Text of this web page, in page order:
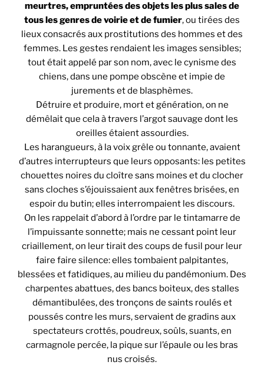
meurtres, empruntées des objets les plus sales de
tous les genres de voirie et de fumier, ou tirées des
lieux consacrés aux prostitutions des hommes et des
femmes. Les gestes rendaient les images sensibles;
tout était appelé par son nom, avec le cynisme des
chiens, dans une pompe obscène et impie de
jurements et de blasphèmes.
Détruire et produire, mort et génération, on ne
démêlait que cela à travers l’argot sauvage dont les
oreilles étaient assourdies.
Les harangueurs, à la voix grêle ou tonnante, avaient
d’autres interrupteurs que leurs opposants: les petites
chouettes noires du cloître sans moines et du clocher
sans cloches s’éjouissaient aux fenêtres brisées, en
espoir du butin; elles interrompaient les discours.
On les rappelait d’abord à l’ordre par le tintamarre de
l’impuissante sonnette; mais ne cessant point leur
criaillement, on leur tirait des coups de fusil pour leur
faire faire silence: elles tombaient palpitantes,
blessées et fatidiques, au milieu du pandémonium. Des
charpentes abattues, des bancs boiteux, des stalles
démantibulées, des tronçons de saints roulés et
poussés contre les murs, servaient de gradins aux
spectateurs crottés, poudreux, soûls, suants, en
carmagnole percée, la pique sur l’épaule ou les bras
nus croisés.